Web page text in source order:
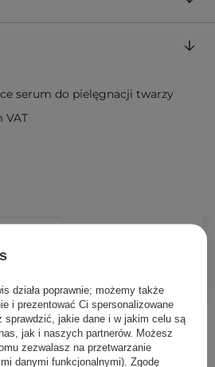
serum do pielęgnacji twarzy
VAT
również
działa poprawnie; możemy także
i prezentować Ci spersonalizowane
sprawdzić, jakie dane i w jakim celu są
jak i naszych partnerów. Możesz
zezwalasz na przetwarzanie
danymi funkcjonalnymi). Zgodę